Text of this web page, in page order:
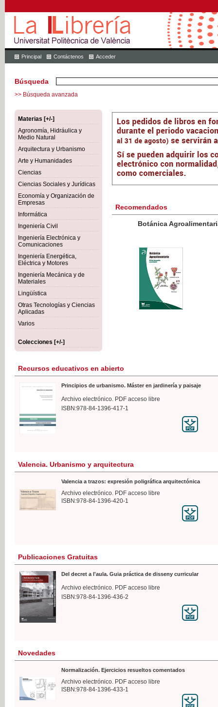
Principal Contáctenos Acceder
Búsqueda
>> Búsqueda avanzada
Materias [+/-]
Agronomía, Hidráulica y
Medio Natural
Arquitectura y Urbanismo
Arte y Humanidades
Ciencias
Ciencias Sociales y Jurídicas
Economía y Organización de
Empresas
Informática
Ingeniería Civil
Ingeniería Electrónica y
Comunicaciones
Ingeniería Energética,
Eléctrica y Motores
Ingeniería Mecánica y de
Materiales
Lingüística
Otras Tecnologías y Ciencias
Aplicadas
Varios
Colecciones [+/-]
Recomendados
Botánica Agroalimentaria
Recursos educativos en abierto
Principios de urbanismo. Máster en jardinería y paisaje
Archivo electrónico. PDF acceso libre
ISBN:978-84-1396-417-1
Valencia. Urbanismo y arquitectura
Valencia a trazos: expresión poligráfica arquitectónica
Archivo electrónico. PDF acceso libre
ISBN:978-84-1396-420-1
Publicaciones Gratuitas
Del decret a l'aula. Guia práctica de disseny curricular
Archivo electrónico. PDF acceso libre
ISBN:978-84-1396-436-2
Novedades
Normalización. Ejercicios resueltos comentados
Archivo electrónico. PDF acceso libre
ISBN:978-84-1396-433-1